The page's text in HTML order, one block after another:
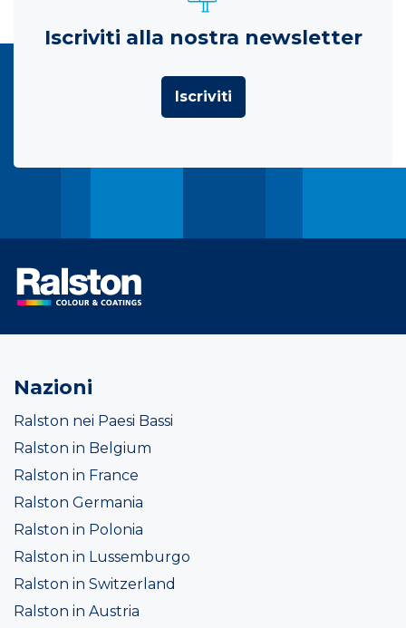
Iscriviti alla nostra newsletter
Iscriviti
Nazioni
Ralston nei Paesi Bassi
Ralston in Belgium
Ralston in France
Ralston Germania
Ralston in Polonia
Ralston in Lussemburgo
Ralston in Switzerland
Ralston in Austria